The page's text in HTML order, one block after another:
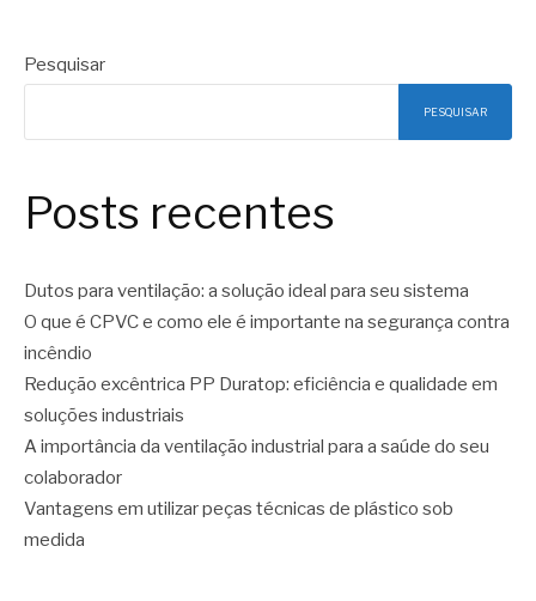
Pesquisar
PESQUISAR
Posts recentes
Dutos para ventilação: a solução ideal para seu sistema
O que é CPVC e como ele é importante na segurança contra
incêndio
Redução excêntrica PP Duratop: eficiência e qualidade em
soluções industriais
A importância da ventilação industrial para a saúde do seu
colaborador
Vantagens em utilizar peças técnicas de plástico sob
medida